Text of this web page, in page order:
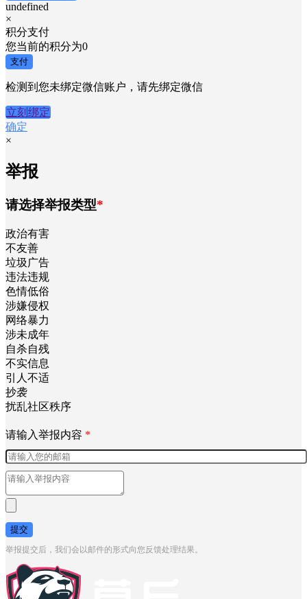
undefined
×
积分支付
您当前的积分为0
支付
检测到您未绑定微信账户，请先绑定微信
立刻绑定
确定
×
举报
请选择举报类型*
政治有害
不友善
垃圾广告
违法违规
色情低俗
涉嫌侵权
网络暴力
涉未成年
自杀自残
不实信息
引人不适
抄袭
扰乱社区秩序
请输入举报内容 *
提交
举报提交后，我们会以邮件的形式向您反馈处理结果。